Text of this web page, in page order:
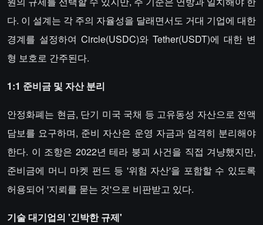
다. 이 설계는 각 주의 자율성을 달래면서도 거대 기업에 대한
경계를 설정하여 Circle(USDC)와 Tether(USDT)에 대한 변
형 보호로 간주된다.
1:1 준비금 및 자산 분리​​
안정화폐는 현금, 단기 미국 국채 등 고유동성 자산으로 전액
담보를 요구하며, 준비 자산은 운영 자금과 엄격히 분리해야
한다. 이 조항은 2022년 테라 붕괴 사건을 직접 겨냥했지만,
준비금에 머니 마켓 펀드 등 '위험 자산'을 포함할 수 있도록
허용되어 '지뢰를 묻는 것'으로 비판받고 있다.
​​기술 대기업의 '긴박한 규제'​​